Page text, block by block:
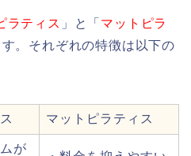
ラティス 」と「 マットピラ
。それぞれの特徴は以下の
マットピラティス
が